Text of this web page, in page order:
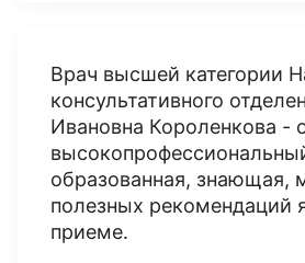
Врач высшей категории
консультативного
Ивановна Короленкова -
образованная, знающая,
полезных рекомендаций
приеме.